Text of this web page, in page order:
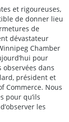
et rigoureuses,
de donner lieu
de
dévastateur
Chamber
pour
dans
président et
Commerce. Nous
pour qu’ils
les